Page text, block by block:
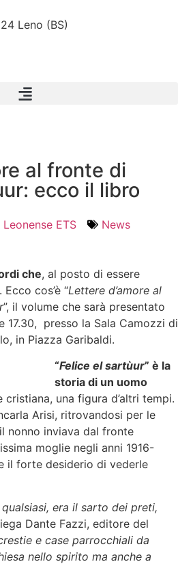
Leno (BS)
al fronte di
ecco il libro
ETS
News
che, al posto di essere
cos’è “Lettere d’amore al
”, il volume che sarà presentato
17.30, presso la Sala Camozzi di
in Piazza Garibaldi.
“Felice el sartùur” è la
storia di un uomo
cristiana, una figura d’altri tempi.
Arisi, ritrovandosi per le
nonno inviava dal fronte
moglie negli anni 1916-
il forte desiderio di vederle
qualsiasi, era il sarto dei preti,
Dante Fazzi, editore del
e case parrocchiali da
nello spirito ma anche a